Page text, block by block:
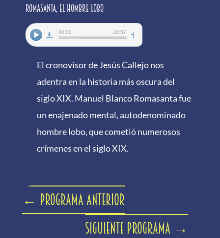
Romasanta, el hombre lobo
El cronovisor de Jesús Callejo nos
adentra en la historia más oscura del
siglo XIX. Manuel Blanco Romasanta fue
un enajenado mental, autodenominado
hombre lobo, que cometió numerosos
crímenes en el siglo XIX.
← Programa anterior
Siguiente programa →